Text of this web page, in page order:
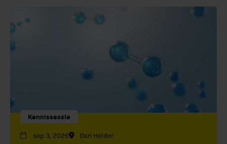
Kennissessie
sep 3, 2026 Den Helder